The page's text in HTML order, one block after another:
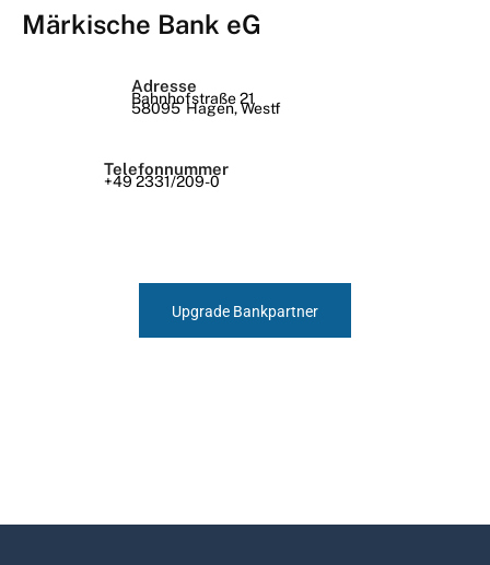
Märkische Bank eG
Adresse
Bahnhofstraße 21
58095 Hagen, Westf
Telefonnummer
+49 2331/209-0
Upgrade Bankpartner